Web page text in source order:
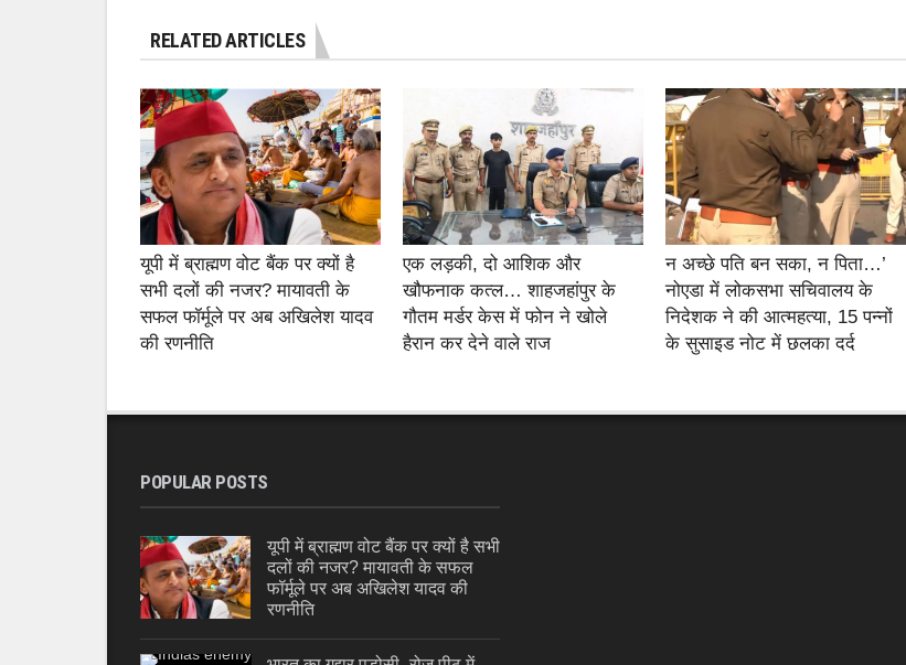
RELATED ARTICLES
यूपी में ब्राह्मण वोट बैंक पर क्यों है
सभी दलों की नजर? मायावती के
सफल फॉर्मूले पर अब अखिलेश यादव
की रणनीति
एक लड़की, दो आशिक और
खौफनाक कत्ल… शाहजहांपुर के
गौतम मर्डर केस में फोन ने खोले
हैरान कर देने वाले राज
न अच्छे पति बन सका, न पिता…’
नोएडा में लोकसभा सचिवालय के
निदेशक ने की आत्महत्या, 15 पन्नों
के सुसाइड नोट में छलका दर्द
POPULAR POSTS
यूपी में ब्राह्मण वोट बैंक पर क्यों है सभी
दलों की नजर? मायावती के सफल
फॉर्मूले पर अब अखिलेश यादव की
रणनीति